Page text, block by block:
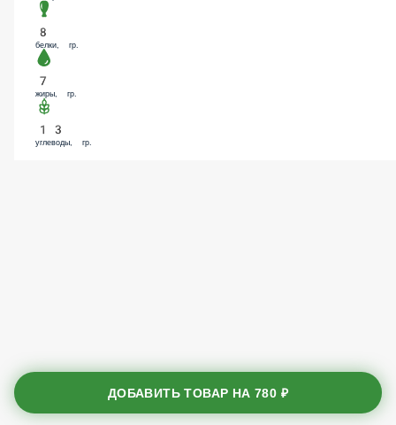
8
белки, гр.
7
жиры, гр.
13
углеводы, гр.
ДОБАВИТЬ ТОВАР НА780 ₽